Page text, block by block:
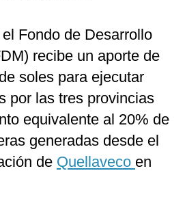
Fondo de Desarrollo
recibe un aporte de
soles para ejecutar
por las tres provincias
equivalente al 20% de
generadas desde el
de Quellaveco en